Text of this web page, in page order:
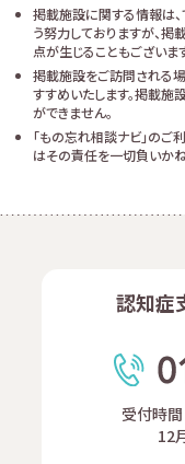
掲載施設に関する情報は
う努力しておりますが、
点が生じることもございま
掲載施設をご訪問される
すすめいたします。掲載
ができません。
「もの忘れ相談ナビ」のご
はその責任を一切負いかね
認知症
受付時
12